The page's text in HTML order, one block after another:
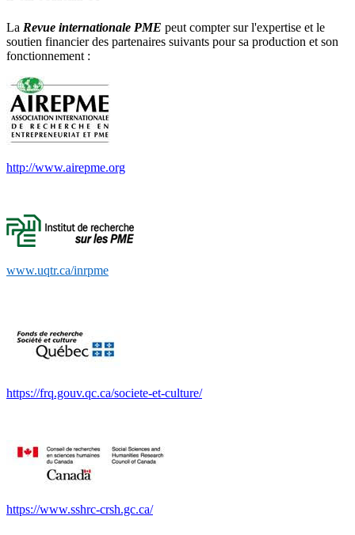
La Revue internationale PME peut compter sur l'expertise et le
soutien financier des partenaires suivants pour sa production et son
fonctionnement :
http://www.airepme.org
www.uqtr.ca/inrpme
https://frq.gouv.qc.ca/societe-et-culture/
https://www.sshrc-crsh.gc.ca/